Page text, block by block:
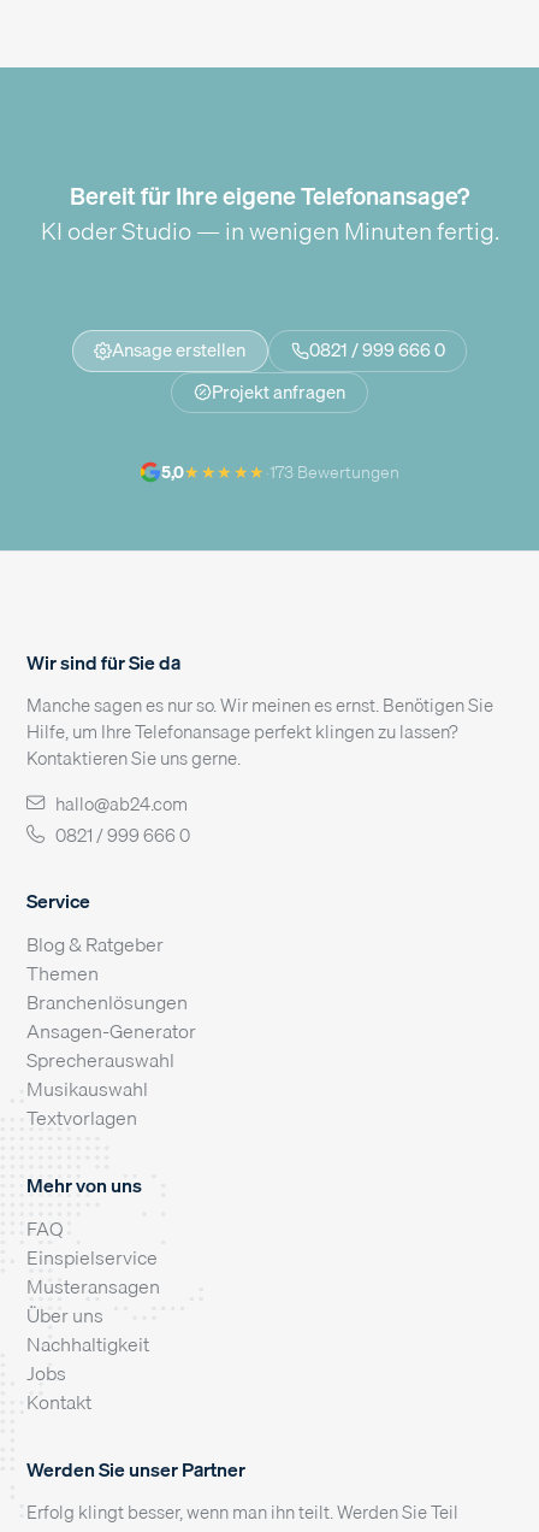
Bereit für Ihre eigene Telefonansage?
KI oder Studio — in wenigen Minuten fertig.
Ansage erstellen
0821 / 999 666 0
Projekt anfragen
5,0★★★★★·173 Bewertungen
Wir sind für Sie da
Manche sagen es nur so. Wir meinen es ernst. Benötigen Sie
Hilfe, um Ihre Telefonansage perfekt klingen zu lassen?
Kontaktieren Sie uns gerne.
hallo@ab24.com
0821 / 999 666 0
Service
Blog & Ratgeber
Themen
Branchenlösungen
Ansagen-Generator
Sprecherauswahl
Musikauswahl
Textvorlagen
Mehr von uns
FAQ
Einspielservice
Musteransagen
Über uns
Nachhaltigkeit
Jobs
Kontakt
Werden Sie unser Partner
Erfolg klingt besser, wenn man ihn teilt. Werden Sie Teil